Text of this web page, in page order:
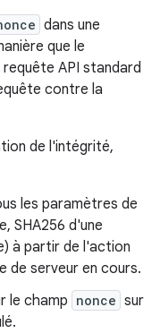
dans une
que le
requête API standard
contre la
de l'intégrité,
les paramètres de
SHA256 d'une
à partir de l'action
de serveur en cours.
le champ nonce sur